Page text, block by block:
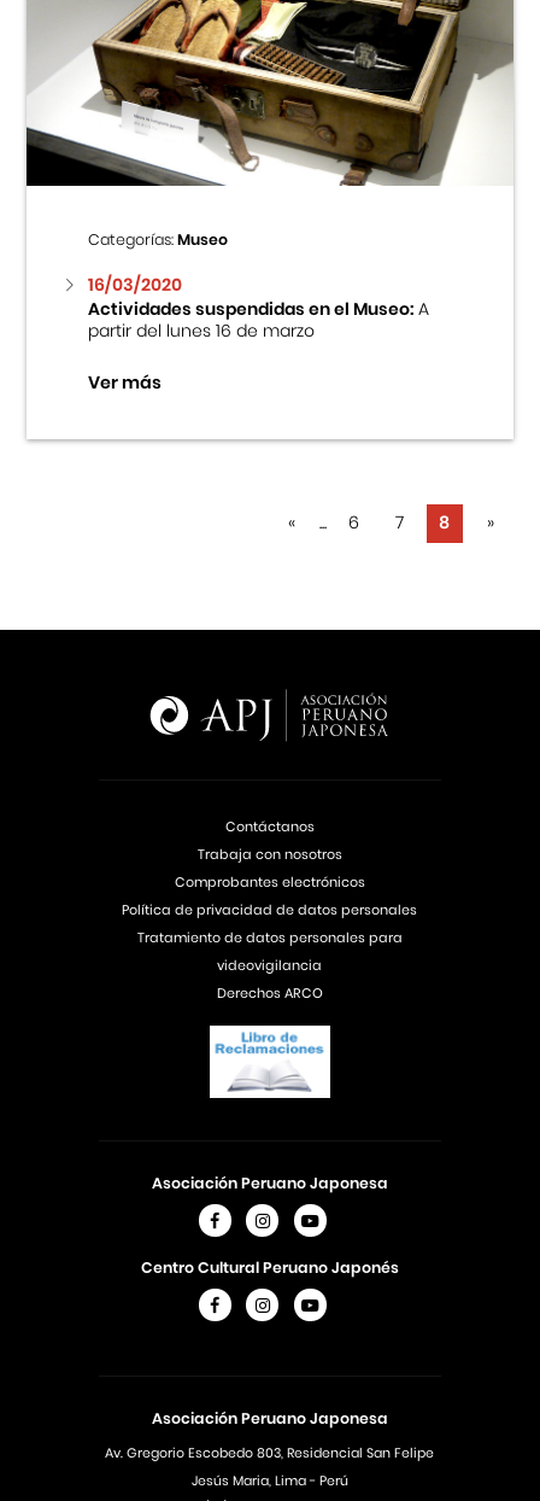
Categorías:Museo
16/03/2020
Actividades suspendidas en el Museo:A
partir del lunes 16 de marzo
Ver más
« ... 6 7 8 »
Asociación Peruano Japonesa
Av. Gregorio Escobedo 803, Residencial San Felipe
Jesús Maria, Lima - Perú
Asociación Peruano Japonesa
Centro Cultural Peruano Japonés
Contáctanos
Trabaja con nosotros
Comprobantes electrónicos
Política de privacidad de datos personales
Tratamiento de datos personales para
videovigilancia
Derechos ARCO